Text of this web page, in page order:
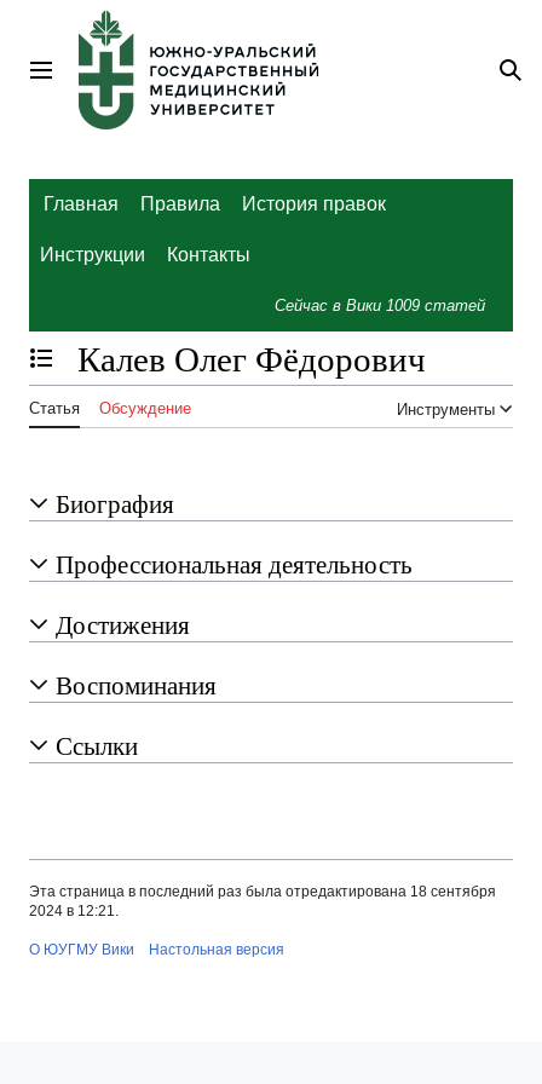
содержанию
Главное меню
Главная Правила История правок
Инструкции Контакты
Сейчас в Вики 1009 статей
Отобразить/Скрыть содержание
Калев Олег Фёдорович
Статья Обсуждение Инструменты
Биография
Профессиональная деятельность
Достижения
Воспоминания
Ссылки
Эта страница в последний раз была отредактирована 18 сентября
2024 в 12:21.
О ЮУГМУ Вики Настольная версия